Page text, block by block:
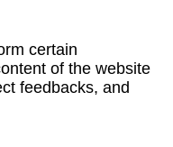
certain
of the website
feedbacks, and